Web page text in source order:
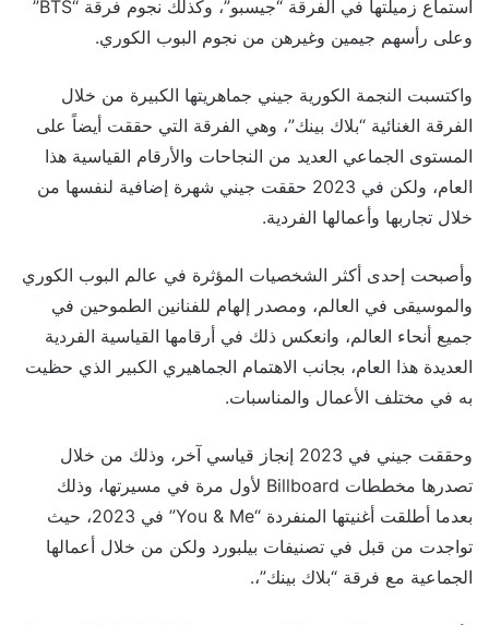
استماع زميلتها في الفرقة “جيسبو”، وكذلك نجوم فرقة “BTS”
وعلى رأسهم جيمين وغيرهن من نجوم البوب الكوري.
واكتسبت النجمة الكورية جيني جماهريتها الكبيرة من خلال
الفرقة الغنائية “بلاك بينك”، وهي الفرقة التي حققت أيضاً على
المستوى الجماعي العديد من النجاحات والأرقام القياسية هذا
العام، ولكن في 2023 حققت جيني شهرة إضافية لنفسها من
خلال تجاربها وأعمالها الفردية.
وأصبحت إحدى أكثر الشخصيات المؤثرة في عالم البوب الكوري
والموسيقى في العالم، ومصدر إلهام للفنانين الطموحين في
جميع أنحاء العالم، وانعكس ذلك في أرقامها القياسية الفردية
العديدة هذا العام، بجانب الاهتمام الجماهيري الكبير الذي حظيت
به في مختلف الأعمال والمناسبات.
وحققت جيني في 2023 إنجاز قياسي آخر، وذلك من خلال
تصدرها مخططات Billboard لأول مرة في مسيرتها، وذلك
بعدما أطلقت أغنيتها المنفردة “You & Me” في 2023، حيث
تواجدت من قبل في تصنيفات بيلبورد ولكن من خلال أعمالها
الجماعية مع فرقة “بلاك بينك”،.